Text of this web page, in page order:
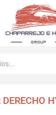
DERECHO